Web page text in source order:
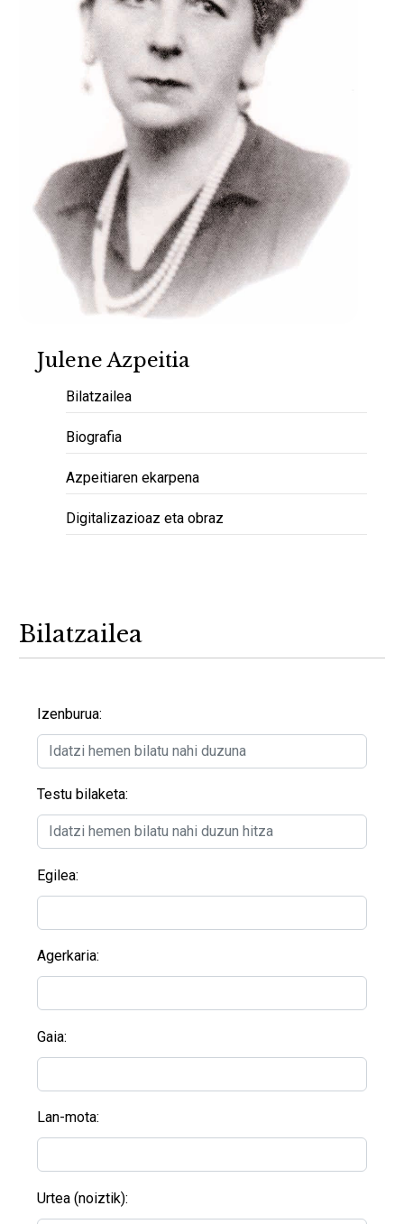
Julene Azpeitia
Bilatzailea
Biografia
Azpeitiaren ekarpena
Digitalizazioaz eta obraz
Bilatzailea
Izenburua:
Testu bilaketa:
Egilea:
Agerkaria:
Gaia:
Lan-mota:
Urtea (noiztik):